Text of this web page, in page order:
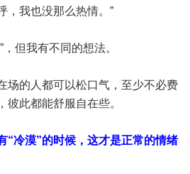
，我也没那么热情。”
但我有不同的想法。
场的人都可以松口气，至少不必费
彼此都能舒服自在些。
“冷漠”的时候，这才是正常的情绪